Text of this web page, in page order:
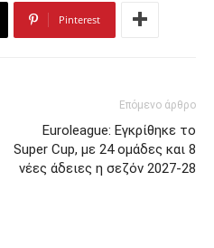
Pinterest
Επόμενο άρθρο
Euroleague: Εγκρίθηκε το
Super Cup, με 24 ομάδες και 8
νέες άδειες η σεζόν 2027-28